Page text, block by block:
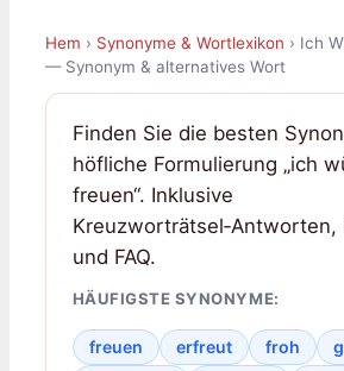
Hem › Synonyme & Wortlexikon › Ich
— Synonym & alternatives Wort
Finden Sie die besten
höfliche Formulierung „ich
freuen“. Inklusive
Kreuzworträtsel‑Antworten,
und FAQ.
HÄUFIGSTE SYNONYME:
freuen erfreut froh